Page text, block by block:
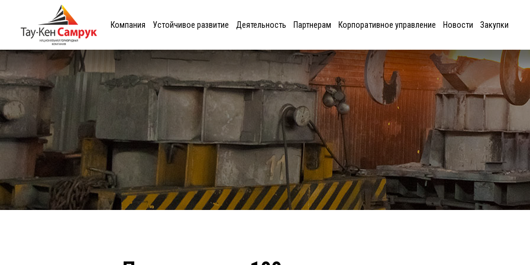
Компания Устойчивое развитие Деятельность Партнерам Корпоративное управление Новости Закупки